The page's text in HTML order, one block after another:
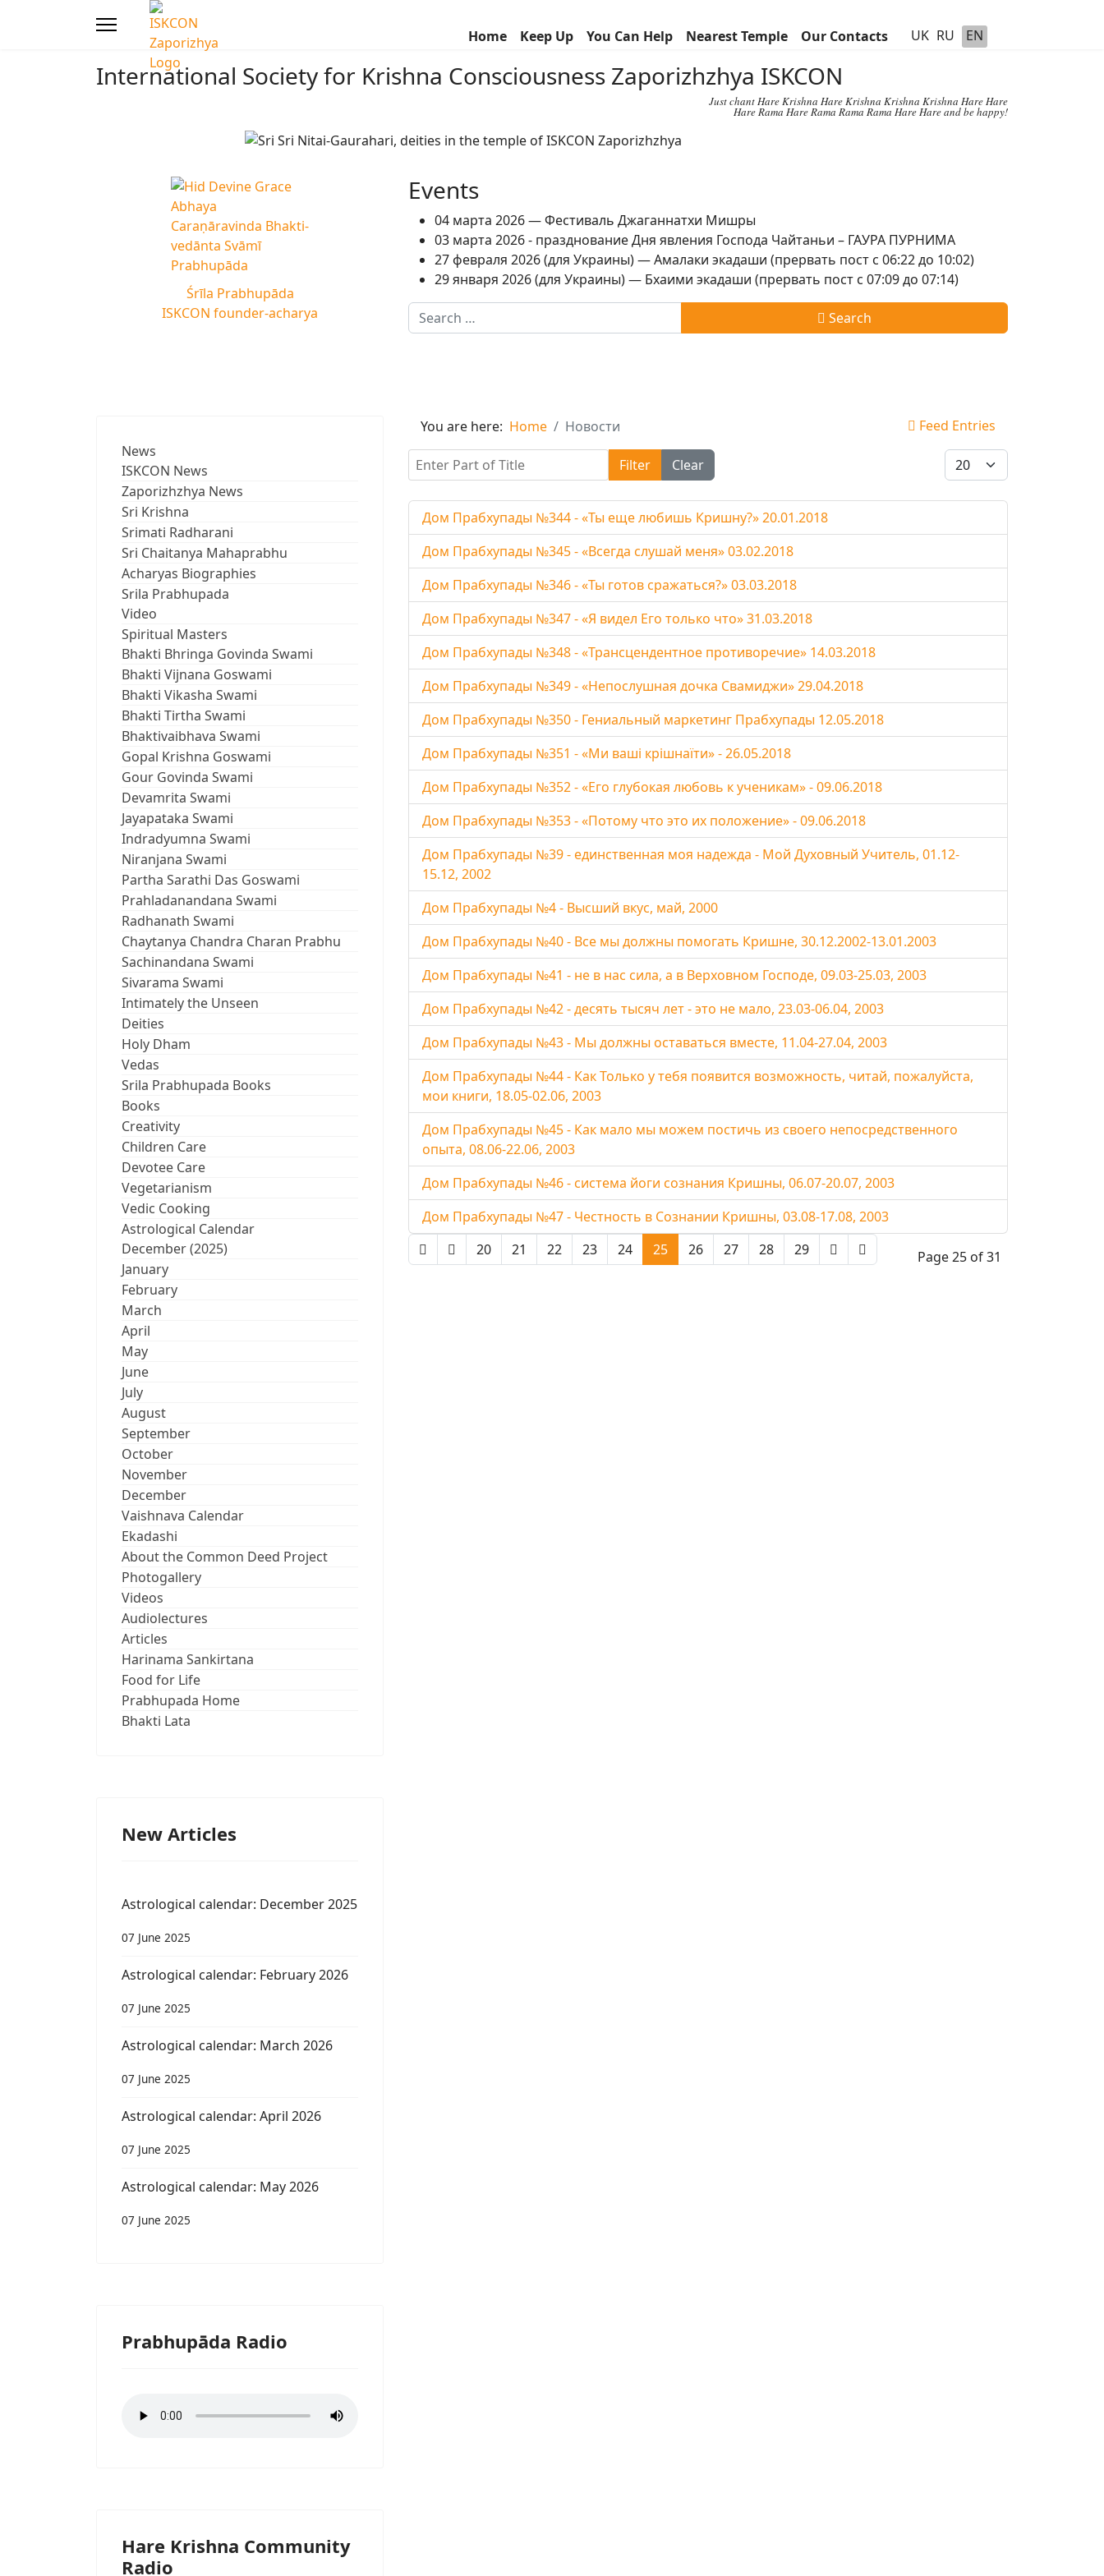
Home Keep Up You Can Help Nearest Temple Our Contacts UK RU EN
International Society for Krishna Consciousness Zaporizhzhya ISKCON
Just chant Hare Krishna Hare Krishna Krishna Krishna Hare Hare
Hare Rama Hare Rama Rama Rama Hare Hare and be happy!
Śrīla Prabhupāda
ISKCON founder-acharya
Events
04 марта 2026 — Фестиваль Джаганнатхи Мишры
03 марта 2026 - празднование Дня явления Господа Чайтаньи – ГАУРА ПУРНИМА
27 февраля 2026 (для Украины) — Амалаки экадаши (прервать пост с 06:22 до 10:02)
29 января 2026 (для Украины) — Бхаими экадаши (прервать пост с 07:09 до 07:14)
Search
Search
News
ISKCON News
Zaporizhzhya News
Sri Krishna
Srimati Radharani
Sri Chaitanya Mahaprabhu
Acharyas Biographies
Srila Prabhupada
Video
Spiritual Masters
Bhakti Bhringa Govinda Swami
Bhakti Vijnana Goswami
Bhakti Vikasha Swami
Bhakti Tirtha Swami
Bhaktivaibhava Swami
Gopal Krishna Goswami
Gour Govinda Swami
Devamrita Swami
Jayapataka Swami
Indradyumna Swami
Niranjana Swami
Partha Sarathi Das Goswami
Prahladanandana Swami
Radhanath Swami
Chaytanya Chandra Charan Prabhu
Sachinandana Swami
Sivarama Swami
Intimately the Unseen
Deities
Holy Dham
Vedas
Srila Prabhupada Books
Books
Creativity
Children Care
Devotee Care
Vegetarianism
Vedic Cooking
Astrological Calendar
December (2025)
January
February
March
April
May
June
July
August
September
October
November
December
Vaishnava Calendar
Ekadashi
About the Common Deed Project
Photogallery
Videos
Audiolectures
Articles
Harinama Sankirtana
Food for Life
Prabhupada Home
Bhakti Lata
New Articles
Astrological calendar: December 2025
07 June 2025
Astrological calendar: February 2026
07 June 2025
Astrological calendar: March 2026
07 June 2025
Astrological calendar: April 2026
07 June 2025
Astrological calendar: May 2026
07 June 2025
Prabhupāda Radio
Hare Krishna Community
Radio
You are here: Home Новости
Feed Entries
Enter Part of Title
Filter Clear Display #
Дом Прабхупады №344 - «Ты еще любишь Кришну?» 20.01.2018
Дом Прабхупады №345 - «Всегда слушай меня» 03.02.2018
Дом Прабхупады №346 - «Ты готов сражаться?» 03.03.2018
Дом Прабхупады №347 - «Я видел Его только что» 31.03.2018
Дом Прабхупады №348 - «Трансцендентное противоречие» 14.03.2018
Дом Прабхупады №349 - «Непослушная дочка Свамиджи» 29.04.2018
Дом Прабхупады №350 - Гениальный маркетинг Прабхупады 12.05.2018
Дом Прабхупады №351 - «Ми ваші крішнаїти» - 26.05.2018
Дом Прабхупады №352 - «Его глубокая любовь к ученикам» - 09.06.2018
Дом Прабхупады №353 - «Потому что это их положение» - 09.06.2018
Дом Прабхупады №39 - единственная моя надежда - Мой Духовный Учитель, 01.12-
15.12, 2002
Дом Прабхупады №4 - Высший вкус, май, 2000
Дом Прабхупады №40 - Все мы должны помогать Кришне, 30.12.2002-13.01.2003
Дом Прабхупады №41 - не в нас сила, а в Верховном Господе, 09.03-25.03, 2003
Дом Прабхупады №42 - десять тысяч лет - это не мало, 23.03-06.04, 2003
Дом Прабхупады №43 - Мы должны оставаться вместе, 11.04-27.04, 2003
Дом Прабхупады №44 - Как Только у тебя появится возможность, читай, пожалуйста,
мои книги, 18.05-02.06, 2003
Дом Прабхупады №45 - Как мало мы можем постичь из своего непосредственного
опыта, 08.06-22.06, 2003
Дом Прабхупады №46 - система йоги сознания Кришны, 06.07-20.07, 2003
Дом Прабхупады №47 - Честность в Сознании Кришны, 03.08-17.08, 2003
Page 25 of 31
20 21 22 23 24 25 26 27 28 29